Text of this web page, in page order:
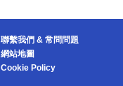
聯繫我們 & 常問問題
網站地圖
Cookie Policy